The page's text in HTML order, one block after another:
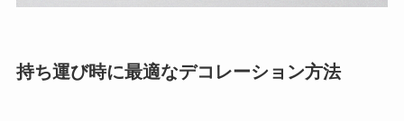
持ち運び時に最適なデコレーション方法